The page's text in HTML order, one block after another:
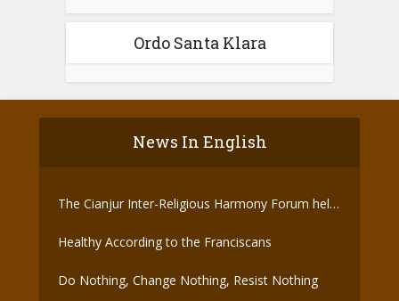
Ordo Santa Klara
News In English
The Cianjur Inter-Religious Harmony Forum held
Healthy According to the Franciscans
Do Nothing, Change Nothing, Resist Nothing